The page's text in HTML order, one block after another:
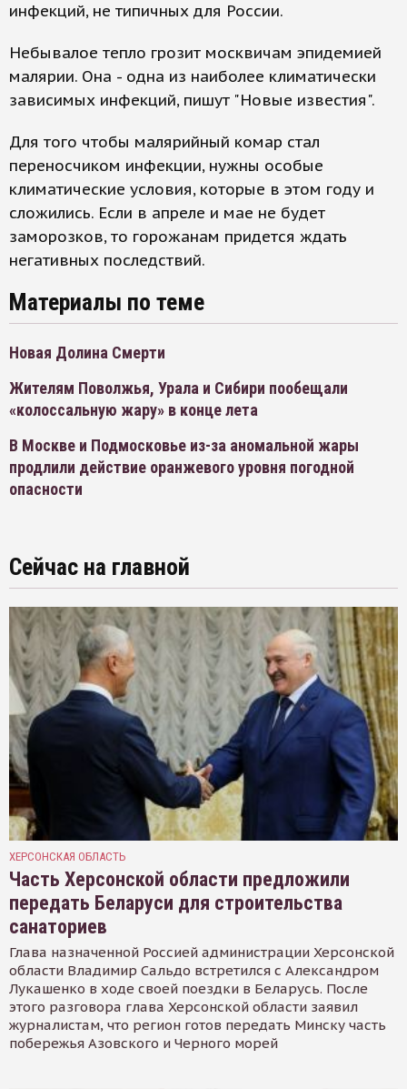
инфекций, не типичных для России.
Небывалое тепло грозит москвичам эпидемией
малярии. Она - одна из наиболее климатически
зависимых инфекций, пишут "Новые известия".
Для того чтобы малярийный комар стал
переносчиком инфекции, нужны особые
климатические условия, которые в этом году и
сложились. Если в апреле и мае не будет
заморозков, то горожанам придется ждать
негативных последствий.
Материалы по теме
Новая Долина Смерти
Жителям Поволжья, Урала и Сибири пообещали
«колоссальную жару» в конце лета
В Москве и Подмосковье из-за аномальной жары
продлили действие оранжевого уровня погодной
опасности
Сейчас на главной
ХЕРСОНСКАЯ ОБЛАСТЬ
Часть Херсонской области предложили
передать Беларуси для строительства
санаториев
Глава назначенной Россией администрации Херсонской
области Владимир Сальдо встретился с Александром
Лукашенко в ходе своей поездки в Беларусь. После
этого разговора глава Херсонской области заявил
журналистам, что регион готов передать Минску часть
побережья Азовского и Черного морей